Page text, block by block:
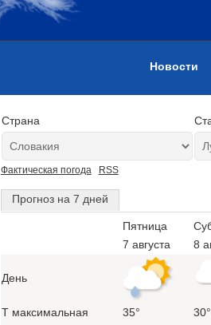
Новости
Страна
Фактическая погода RSS
Прогноз на 7 дней
Пятница
7 августа
8
День
T максимальная 35° 30°